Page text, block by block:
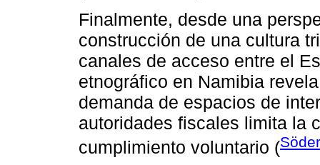
Finalmente, desde una
construcción de una cultura
canales de acceso entre el
etnográfico en Namibia
demanda de espacios de
autoridades fiscales limita la
cumplimiento voluntario (